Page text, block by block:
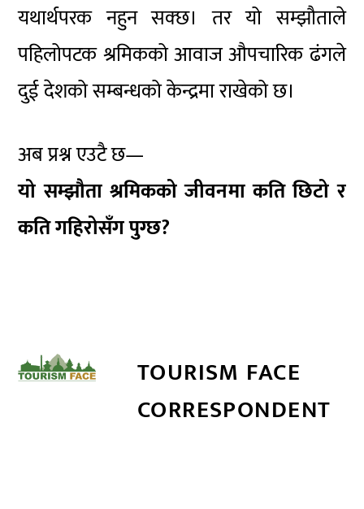
यथार्थपरक नहुन सक्छ। तर यो सम्झौताले
पहिलोपटक श्रमिकको आवाज औपचारिक ढंगले
दुई देशको सम्बन्धको केन्द्रमा राखेको छ।
अब प्रश्न एउटै छ—
यो सम्झौता श्रमिकको जीवनमा कति छिटो र
कति गहिरोसँग पुग्छ?
TOURISM FACE
CORRESPONDENT